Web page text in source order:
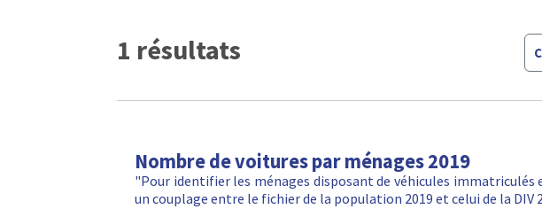
1 résultats
Nombre de voitures par ménages 2019
"Pour identifier les ménages disposant de véhicules immatriculés
un couplage entre le fichier de la population 2019 et celui de la DIV